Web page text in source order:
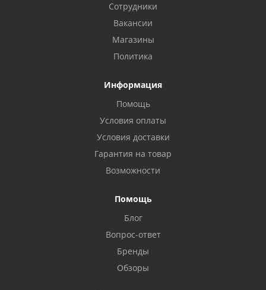
Сотрудники
Вакансии
Магазины
Политика
Информация
Помощь
Условия оплаты
Условия доставки
Гарантия на товар
Возможности
Помощь
Блог
Вопрос-ответ
Бренды
Обзоры